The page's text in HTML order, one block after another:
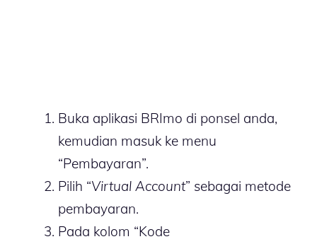
Buka aplikasi BRImo di ponsel anda,
kemudian masuk ke menu
“Pembayaran”.
Pilih “Virtual Account” sebagai metode
pembayaran.
Pada kolom “Kode